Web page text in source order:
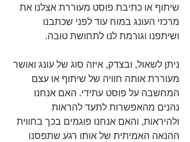
שיתוף או כתיבת פוסט מעוררת אצלנו את
מרכזי העונג במוח עוד לפני שכתבנו
ושיתפנו וגורמת לנו לתחושת טובה.
ניתן לשאול, ובצדק, איזה סוג של עונג ואושר
מעוררת אותה חוויה של שיתוף או עצם
המחשבה על פוסט עתידי. האם אנחנו
נהנים מהאפשרות לתעד להראות
ולהיראות, והאם אנחנו פוגמים בכך בחווית
ההנאה האמיתית של אותו רגע שתפסנו